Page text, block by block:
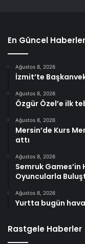
En Güncel Haberler
Ağustos 8, 2026
İzmit’te
Ağustos 8, 2026
Özgür Özel’e ilk
Ağustos 8, 2026
Mersin’de Kurs
attı
Ağustos 8, 2026
Semruk
Oyuncularla
Ağustos 8, 2026
Yurtta bugün
Rastgele Haberler